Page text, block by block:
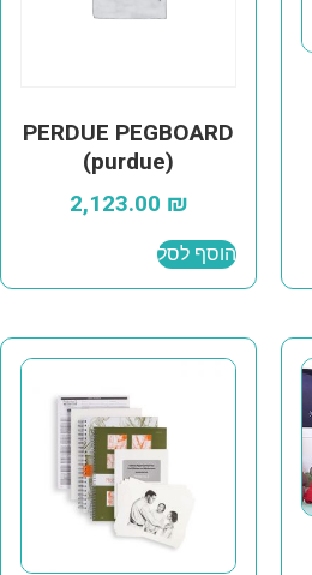
PERDUE PEGBOARD
(purdue)
2,123.00 ₪
הוסף לסל